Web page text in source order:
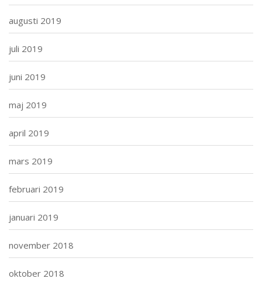
augusti 2019
juli 2019
juni 2019
maj 2019
april 2019
mars 2019
februari 2019
januari 2019
november 2018
oktober 2018